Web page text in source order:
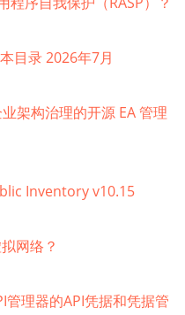
目录 2026年7月
架构治理的开源 EA 管理
Inventory v10.15
网络？
管理器的API凭据和凭据管